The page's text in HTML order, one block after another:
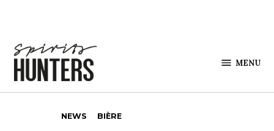
MENU
NEWS BIÈRE